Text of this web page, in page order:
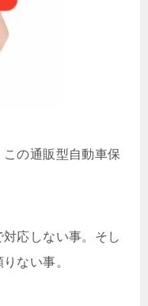
の通販型自動車保
応しない事。そし
ない事。